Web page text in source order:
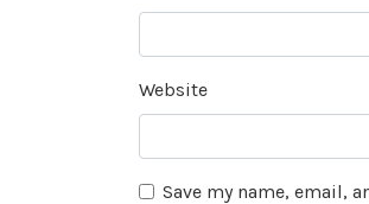
Website
Save my name, email,